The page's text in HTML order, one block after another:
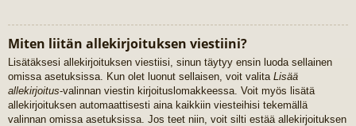
Miten liitän allekirjoituksen viestiini?
Lisätäksesi allekirjoituksen viestiisi, sinun täytyy ensin luoda sellainen
omissa asetuksissa. Kun olet luonut sellaisen, voit valita Lisää
allekirjoitus-valinnan viestin kirjoituslomakkeessa. Voit myös lisätä
allekirjoituksen automaattisesti aina kaikkiin viesteihisi tekemällä
valinnan omissa asetuksissa. Jos teet niin, voit silti estää allekirjoituksen